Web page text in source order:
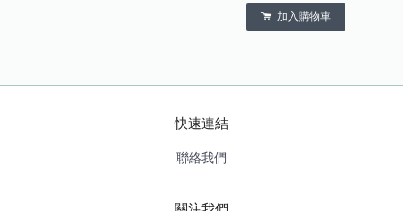
加入購物車
快速連結
聯絡我們